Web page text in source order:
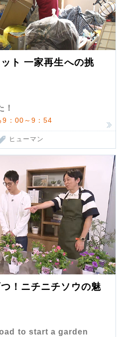
ト 一家再生への挑
！
9：00～9：54
ヒューマン
！ニチニチソウの魅
to start a garden